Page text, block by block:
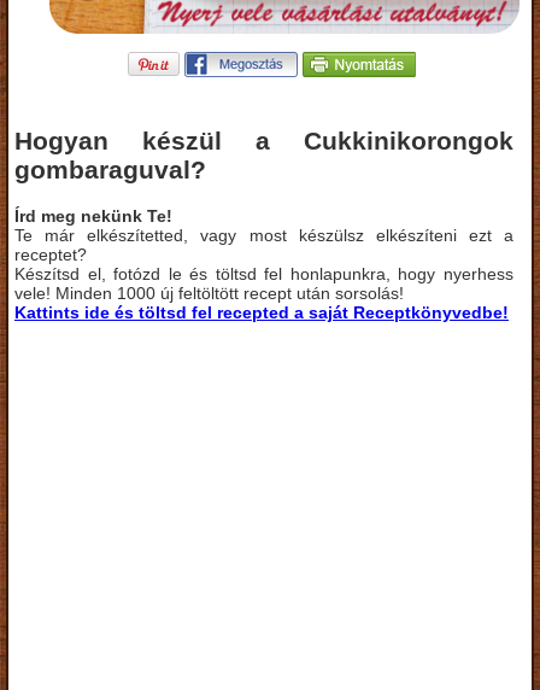
Hogyan készül a Cukkinikorongok
gombaraguval?
Írd meg nekünk Te!
Te már elkészítetted, vagy most készülsz elkészíteni ezt a
receptet?
Készítsd el, fotózd le és töltsd fel honlapunkra, hogy nyerhess
vele! Minden 1000 új feltöltött recept után sorsolás!
Kattints ide és töltsd fel recepted a saját Receptkönyvedbe!